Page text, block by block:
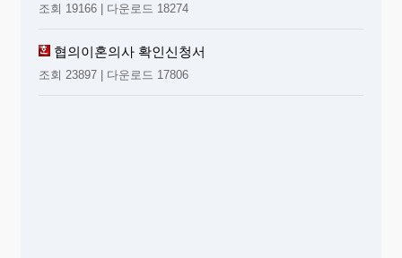
조회 19166 | 다운로드 18274
협의이혼의사 확인신청서
조회 23897 | 다운로드 17806